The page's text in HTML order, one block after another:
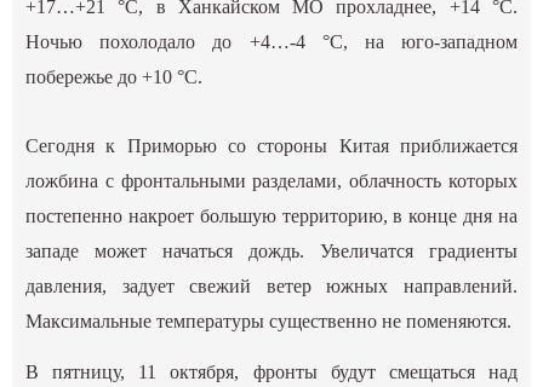
+17…+21 °С, в Ханкайском МО прохладнее, +14 °С.
Ночью похолодало до +4…-4 °С, на юго-западном
побережье до +10 °С.
Сегодня к Приморью со стороны Китая приближается
ложбина с фронтальными разделами, облачность которых
постепенно накроет большую территорию, в конце дня на
западе может начаться дождь. Увеличатся градиенты
давления, задует свежий ветер южных направлений.
Максимальные температуры существенно не поменяются.
В пятницу, 11 октября, фронты будут смещаться над